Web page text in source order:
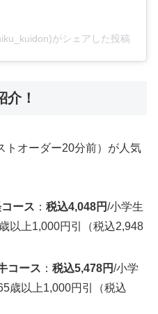
がシェアした投稿
介！
トオーダー20分前）が人気
ース ：税込4,048円/小学生
以上1,000円引（税込2,948
コース ：税込5,478円/小学
歳以上1,000円引（税込